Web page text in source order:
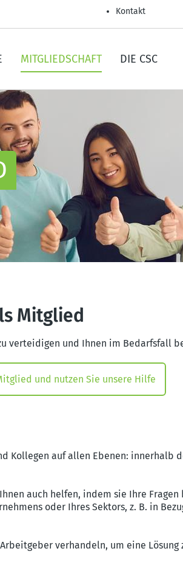
Kontakt
MITGLIEDSCHAFT DIE CSC
Mitglied
verteidigen und Ihnen im Bedarfsfall
und nutzen Sie unsere Hilfe
Kollegen auf allen Ebenen: innerhalb
auch helfen, indem sie Ihre
oder Ihres Sektors, z. B. in
verhandeln, um eine